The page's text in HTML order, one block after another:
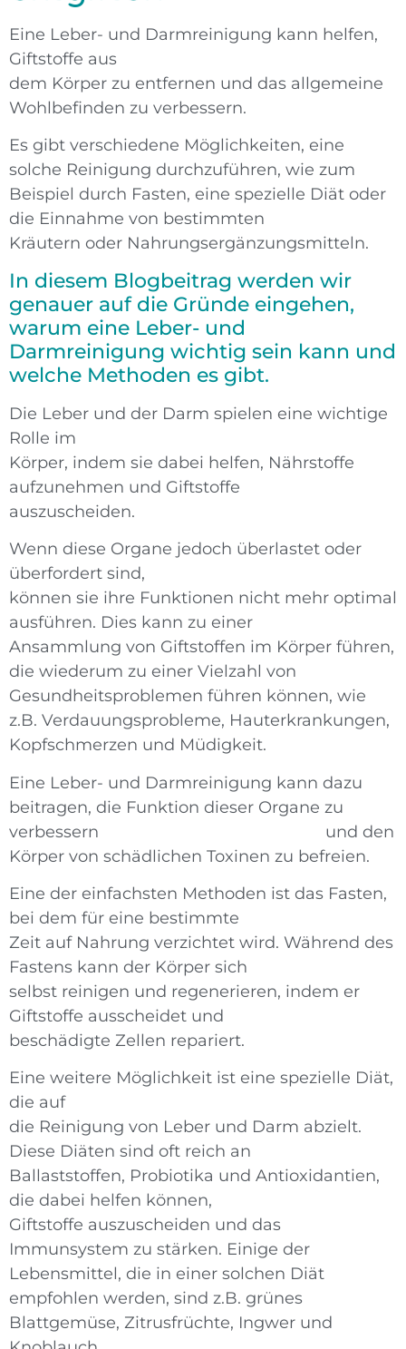
Eine Leber- und Darmreinigung kann helfen,
Giftstoffe aus
dem Körper zu entfernen und das allgemeine
Wohlbefinden zu verbessern.
Es gibt verschiedene Möglichkeiten, eine
solche Reinigung durchzuführen, wie zum
Beispiel durch Fasten, eine spezielle Diät oder
die Einnahme von bestimmten
Kräutern oder Nahrungsergänzungsmitteln.
In diesem Blogbeitrag werden wir
genauer auf die Gründe eingehen,
warum eine Leber- und
Darmreinigung wichtig sein kann und
welche Methoden es gibt.
Die Leber und der Darm spielen eine wichtige
Rolle im
Körper, indem sie dabei helfen, Nährstoffe
aufzunehmen und Giftstoffe
auszuscheiden.
Wenn diese Organe jedoch überlastet oder
überfordert sind,
können sie ihre Funktionen nicht mehr optimal
ausführen. Dies kann zu einer
Ansammlung von Giftstoffen im Körper führen,
die wiederum zu einer Vielzahl von
Gesundheitsproblemen führen können, wie
z.B. Verdauungsprobleme, Hauterkrankungen,
Kopfschmerzen und Müdigkeit.
Eine Leber- und Darmreinigung kann dazu
beitragen, die Funktion dieser Organe zu
verbessern und den
Körper von schädlichen Toxinen zu befreien.
Eine der einfachsten Methoden ist das Fasten,
bei dem für eine bestimmte
Zeit auf Nahrung verzichtet wird. Während des
Fastens kann der Körper sich
selbst reinigen und regenerieren, indem er
Giftstoffe ausscheidet und
beschädigte Zellen repariert.
Eine weitere Möglichkeit ist eine spezielle Diät,
die auf
die Reinigung von Leber und Darm abzielt.
Diese Diäten sind oft reich an
Ballaststoffen, Probiotika und Antioxidantien,
die dabei helfen können,
Giftstoffe auszuscheiden und das
Immunsystem zu stärken. Einige der
Lebensmittel, die in einer solchen Diät
empfohlen werden, sind z.B. grünes
Blattgemüse, Zitrusfrüchte, Ingwer und